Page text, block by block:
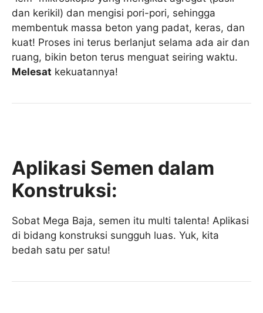
dan kerikil) dan mengisi pori-pori, sehingga
membentuk massa beton yang padat, keras, dan
kuat! Proses ini terus berlanjut selama ada air dan
ruang, bikin beton terus menguat seiring waktu.
Melesat kekuatannya!
Aplikasi Semen dalam
Konstruksi:
Sobat Mega Baja, semen itu multi talenta! Aplikasi
di bidang konstruksi sungguh luas. Yuk, kita
bedah satu per satu!